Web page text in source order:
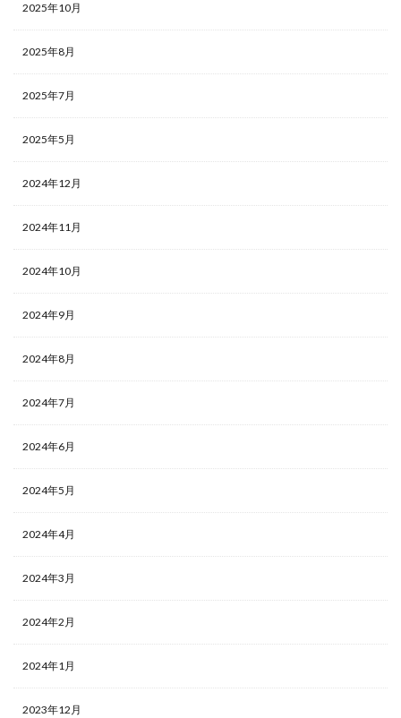
2025年10月
2025年8月
2025年7月
2025年5月
2024年12月
2024年11月
2024年10月
2024年9月
2024年8月
2024年7月
2024年6月
2024年5月
2024年4月
2024年3月
2024年2月
2024年1月
2023年12月